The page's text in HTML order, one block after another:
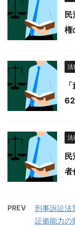
民
権
法
法
民
者
PREV
刑事訴訟法
証拠能力の